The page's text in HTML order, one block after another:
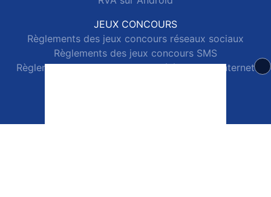
JEUX CONCOURS
Règlements des jeux concours réseaux sociaux
Règlements des jeux concours SMS
Règlements des jeux concours téléphone et internet